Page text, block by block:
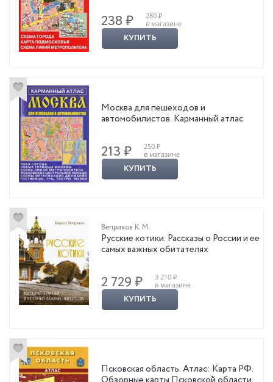
238 ₽
280 ₽
в магазине
КУПИТЬ
Москва для пешеходов и
автомобилистов. Карманный атлас
213 ₽
250 ₽
в магазине
КУПИТЬ
Веприков К. М.
Русские котики. Рассказы о России и ее
самых важных обитателях
2 729 ₽
3 210 ₽
в магазине
КУПИТЬ
Псковская область. Атлас: Карта РФ.